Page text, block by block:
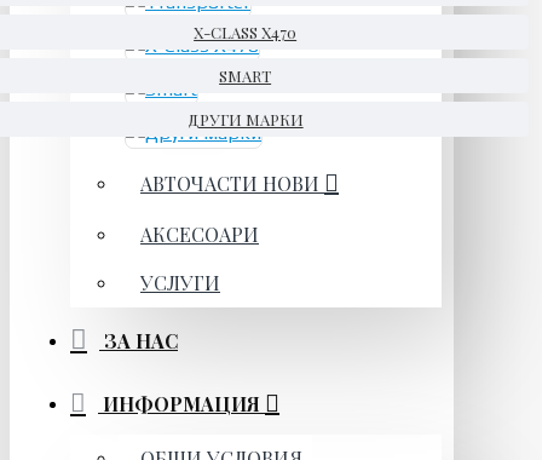
X-CLASS X470
SMART
ДРУГИ МАРКИ
АВТОЧАСТИ НОВИ
АКСЕСОАРИ
УСЛУГИ
ЗА НАС
ИНФОРМАЦИЯ